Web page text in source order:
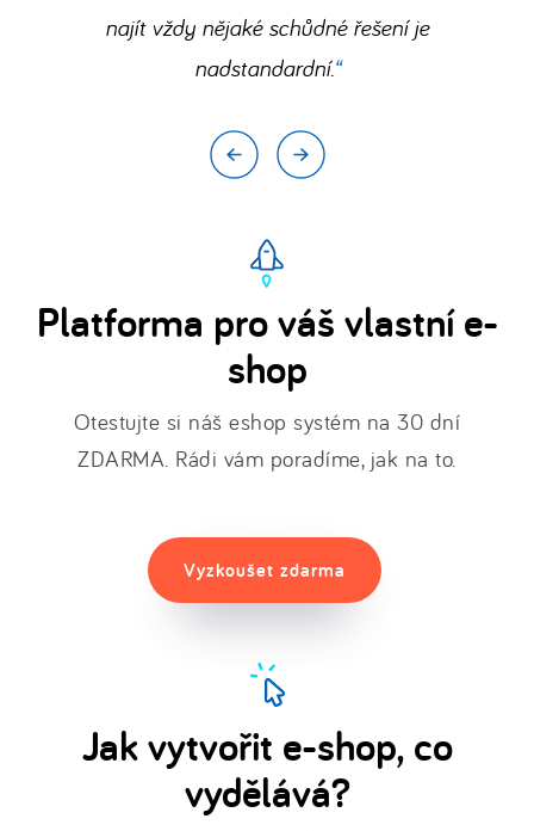
najít vždy nějaké schůdné řešení je
nadstandardní.
Platforma pro váš vlastní e-
shop
Otestujte si náš eshop systém na 30 dní
ZDARMA. Rádi vám poradíme, jak na to.
Vyzkoušet zdarma
Jak vytvořit e-shop, co
vydělává?